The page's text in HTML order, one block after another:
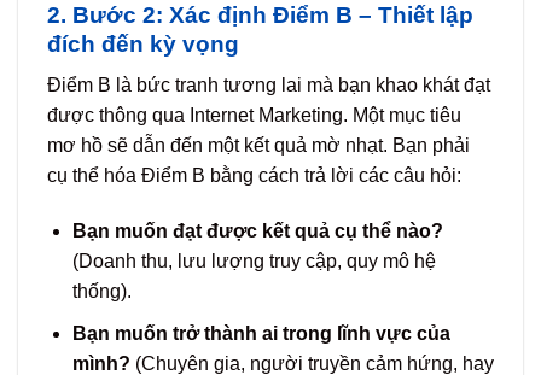
2. Bước 2: Xác định Điểm B – Thiết lập
đích đến kỳ vọng
Điểm B là bức tranh tương lai mà bạn khao khát đạt
được thông qua Internet Marketing. Một mục tiêu
mơ hồ sẽ dẫn đến một kết quả mờ nhạt. Bạn phải
cụ thể hóa Điểm B bằng cách trả lời các câu hỏi:
Bạn muốn đạt được kết quả cụ thể nào?
(Doanh thu, lưu lượng truy cập, quy mô hệ
thống).
Bạn muốn trở thành ai trong lĩnh vực của
mình? (Chuyên gia, người truyền cảm hứng, hay